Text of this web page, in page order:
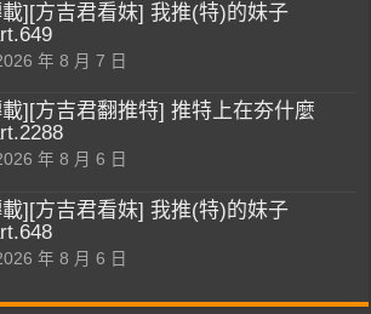
載][方吉君看妹] 我推(特)的妹子
年 8 月 7 日
載][方吉君翻推特] 推特上在夯什麼
年 8 月 6 日
][方吉君看妹] 我推(特)的妹子
年 8 月 6 日